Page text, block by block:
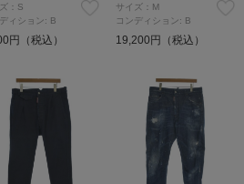
：S
ィション: B
円（税込）
サイズ：M
コンディション: B
19,200円（税込）